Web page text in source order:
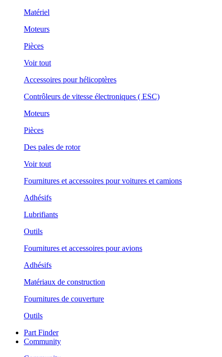
Matériel
Moteurs
Pièces
Voir tout
Accessoires pour hélicoptères
Contrôleurs de vitesse électroniques ( ESC)
Moteurs
Pièces
Des pales de rotor
Voir tout
Fournitures et accessoires pour voitures et camions
Adhésifs
Lubrifiants
Outils
Fournitures et accessoires pour avions
Adhésifs
Matériaux de construction
Fournitures de couverture
Outils
Part Finder
Community